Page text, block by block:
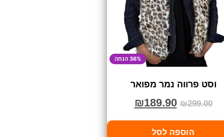
36% הנחה
וסט פרווה נמר מפואר
₪299.00
₪189.90
הוספה לסל